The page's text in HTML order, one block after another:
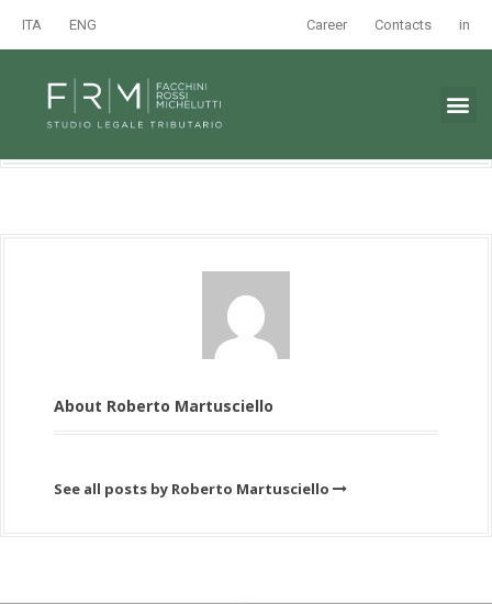
ITA ENG Career Contacts in
About Roberto Martusciello
See all posts by Roberto Martusciello